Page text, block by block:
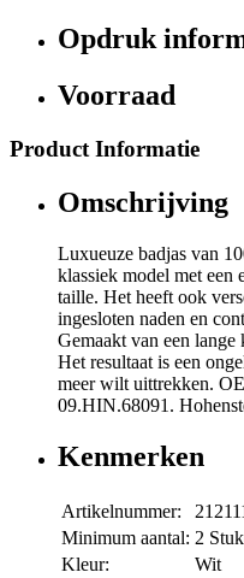
Opdruk
Voorraad
Product Informatie
Omschrijving
Luxueuze badjas van
klassiek model met een
taille. Het heeft ook
ingesloten naden en
Gemaakt van een lange
Het resultaat is een
meer wilt uittrekken.
09.HIN.68091.
Kenmerken
Artikelnummer:
Minimum aantal: 2
Kleur:
Wit